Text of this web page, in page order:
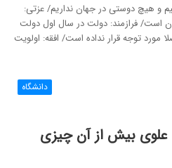
و هیچ دوستی در جهان نداریم/ عزتی:
است/ فرازمند: دولت در سال اول دولت
مورد توجه قرار نداده است/ افقه: اولویت
دانشگاه
بیش از آن چیزی